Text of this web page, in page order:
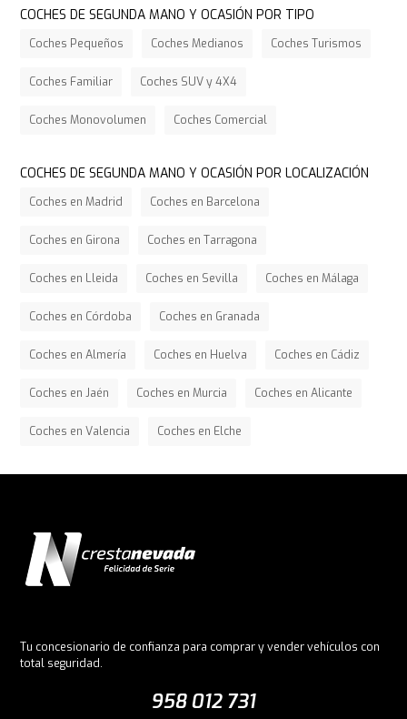
COCHES DE SEGUNDA MANO Y OCASIÓN POR TIPO
Coches Pequeños Coches Medianos Coches Turismos
Coches Familiar Coches SUV y 4X4
Coches Monovolumen Coches Comercial
COCHES DE SEGUNDA MANO Y OCASIÓN POR LOCALIZACIÓN
Coches en Madrid Coches en Barcelona
Coches en Girona Coches en Tarragona
Coches en Lleida Coches en Sevilla Coches en Málaga
Coches en Córdoba Coches en Granada
Coches en Almería Coches en Huelva Coches en Cádiz
Coches en Jaén Coches en Murcia Coches en Alicante
Coches en Valencia Coches en Elche
Tu concesionario de confianza para comprar y vender vehículos con
total seguridad.
958 012 731